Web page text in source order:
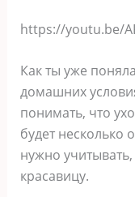
https://youtu.be/
Как ты уже
домашних
понимать, что
будет несколько
нужно
красавицу.